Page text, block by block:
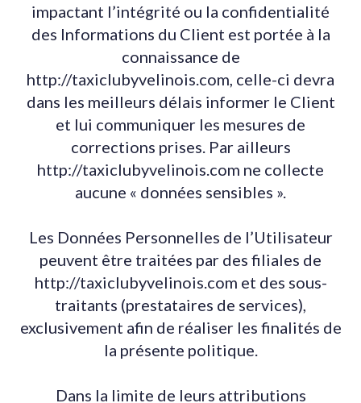
impactant l’intégrité ou la confidentialité
des Informations du Client est portée à la
connaissance de
http://taxiclubyvelinois.com, celle-ci devra
dans les meilleurs délais informer le Client
et lui communiquer les mesures de
corrections prises. Par ailleurs
http://taxiclubyvelinois.com ne collecte
aucune « données sensibles ».
Les Données Personnelles de l’Utilisateur
peuvent être traitées par des filiales de
http://taxiclubyvelinois.com et des sous-
traitants (prestataires de services),
exclusivement afin de réaliser les finalités de
la présente politique.
Dans la limite de leurs attributions